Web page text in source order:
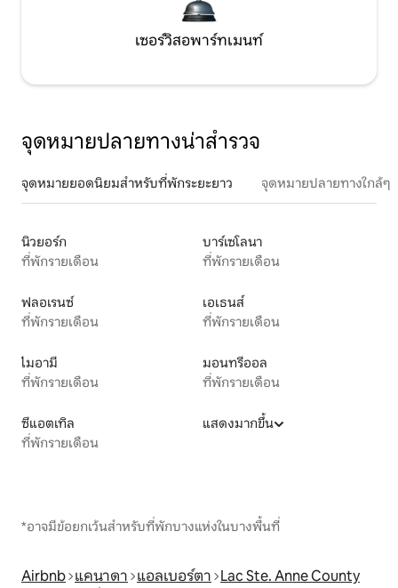
เซอร์วิสอพาร์ทเมนท์
จุดหมายปลายทางน่าสำรวจ
จุดหมายยอดนิยมสำหรับที่พักระยะยาว จุดหมายปลายทางใกล้ๆ
นิวยอร์ก
ที่พักรายเดือน
บาร์เซโลนา
ที่พักรายเดือน
ฟลอเรนซ์
ที่พักรายเดือน
เอเธนส์
ที่พักรายเดือน
ไมอามี
ที่พักรายเดือน
มอนทรีออล
ที่พักรายเดือน
ซีแอตเทิล
ที่พักรายเดือน
แสดงมากขึ้น
*อาจมีข้อยกเว้นสำหรับที่พักบางแห่งในบางพื้นที่
Airbnb แคนาดา แอลเบอร์ตา Lac Ste. Anne County